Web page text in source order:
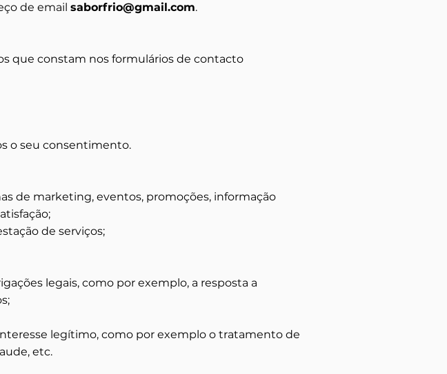
de email saborfrio@gmail.com.
que constam nos formulários de contacto
o seu consentimento.
de marketing, eventos, promoções, informação
de serviços;
legais, como por exemplo, a resposta a
legítimo, como por exemplo o tratamento de
etc.